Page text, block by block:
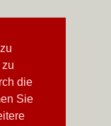
die
Sie